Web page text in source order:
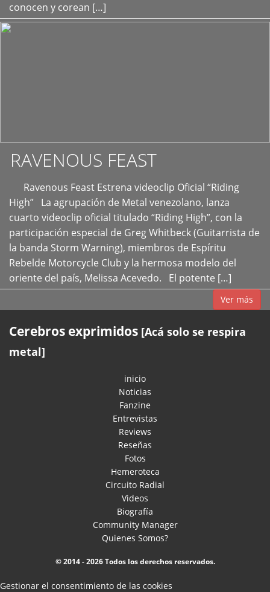
conocen y corean […]
RAVENOUS FEAST
Ravenous Feast Estrena videoclip Oficial “Riding
High” La agrupación de Metal venezolano, lanza
cuarto videoclip oficial titulado “Riding High”, con la
participación especial de Greg Whitbeck (Guitarrista de
la banda Storm Warning), miembros de Espíritu
Rebelde Motorcycle Club y la hermosa modelo del
oriente del país, Melissa Acevedo. El potente […]
Ver más
Cerebros exprimidos [Acá solo se respira
metal]
inicio
Noticias
Fanzine
Entrevistas
Reviews
Reseñas
Fotos
Hemeroteca
Circuito Radial
Videos
Biografía
Community Manager
Quienes Somos?
© 2014 - 2026 Todos los derechos reservados.
Gestionar el consentimiento de las cookies